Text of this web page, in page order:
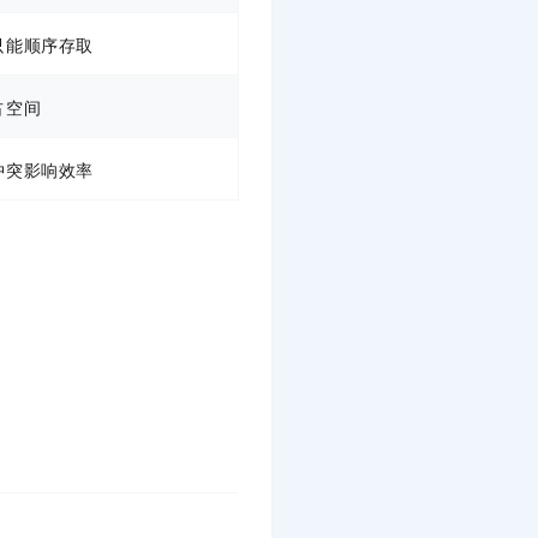
顺序存取
空间
突影响效率